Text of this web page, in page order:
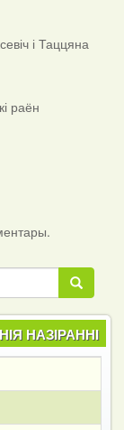
і Таццяна
раён
Пошук
Пошук
НАЗІРАННІ